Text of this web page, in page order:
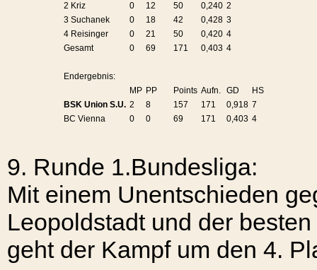
2 Kriz
0 12 50 0,240 2
3 Suchanek
0 18 42 0,428 3
4 Reisinger
0 21 50 0,420 4
Gesamt
0 69 171 0,403 4
Endergebnis:
MP PP Points Aufn. GD
HS
BSK Union S.U. 2 8 157 171 0,918 7
BC Vienna
0 0 69 171 0,403 4
9. Runde 1.Bundesliga:
Mit einem Unentschieden
Leopoldstadt und der
geht der Kampf um den 4.